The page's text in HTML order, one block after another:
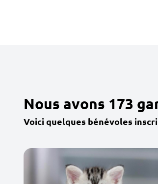
Nous avons 173
Voici quelques bénévoles